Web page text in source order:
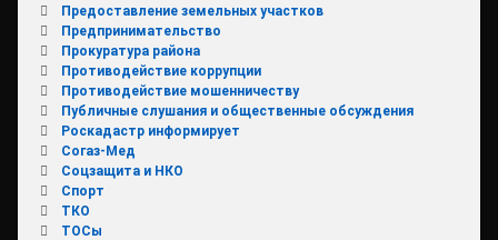
Предоставление земельных участков
Предпринимательство
Прокуратура района
Противодействие коррупции
Противодействие мошенничеству
Публичные слушания и общественные обсуждения
Роскадастр информирует
Согаз-Мед
Соцзащита и НКО
Спорт
ТКО
ТОСы